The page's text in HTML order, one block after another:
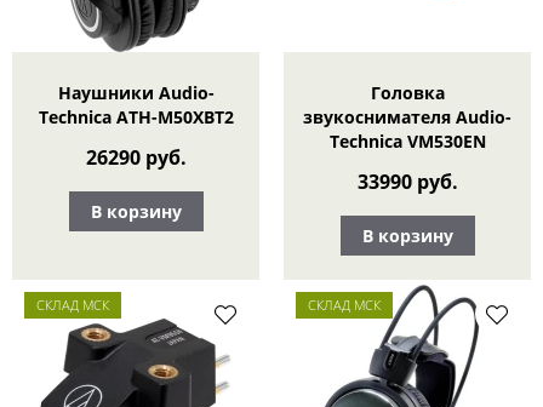
Наушники Audio-
Technica ATH-M50XBT2
26290 руб.
В корзину
Головка
звукоснимателя Audio-
Technica VM530EN
33990 руб.
В корзину
СКЛАД МСК СКЛАД МСК